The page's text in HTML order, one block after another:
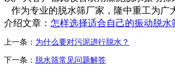
作为专业的脱水筛厂家，隆中重工为广
介绍文章： 怎样选择适合自己的振动脱水
上一条： 为什么要对污泥进行脱水？
下一条： 脱水筛常见问题解答